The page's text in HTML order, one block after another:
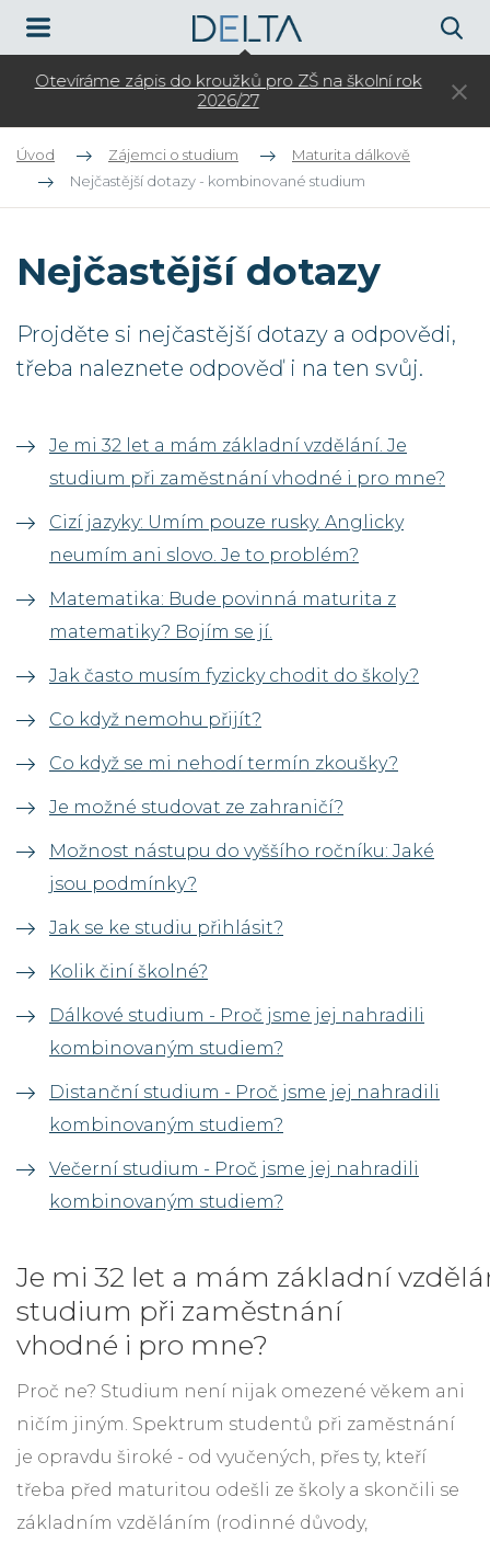
Otevíráme zápis do kroužků pro ZŠ na školní rok
2026/27
Úvod Zájemci o studium
Maturita dálkově
Nejčastější dotazy - kombinované studium
Nejčastější dotazy
Projděte si nejčastější dotazy a odpovědi,
třeba naleznete odpověď i na ten svůj.
Je mi 32 let a mám základní vzdělání. Je
studium při zaměstnání vhodné i pro mne?
Cizí jazyky: Umím pouze rusky. Anglicky
neumím ani slovo. Je to problém?
Matematika: Bude povinná maturita z
matematiky? Bojím se jí.
Jak často musím fyzicky chodit do školy?
Co když nemohu přijít?
Co když se mi nehodí termín zkoušky?
Je možné studovat ze zahraničí?
Možnost nástupu do vyššího ročníku: Jaké
jsou podmínky?
Jak se ke studiu přihlásit?
Kolik činí školné?
Dálkové studium - Proč jsme jej nahradili
kombinovaným studiem?
Distanční studium - Proč jsme jej nahradili
kombinovaným studiem?
Večerní studium - Proč jsme jej nahradili
kombinovaným studiem?
Je mi 32 let a mám základní
studium při zaměstnání
vhodné i pro mne?
Proč ne? Studium není nijak omezené věkem ani
ničím jiným. Spektrum studentů při zaměstnání
je opravdu široké - od vyučených, přes ty, kteří
třeba před maturitou odešli ze školy a skončili se
základním vzděláním (rodinné důvody,